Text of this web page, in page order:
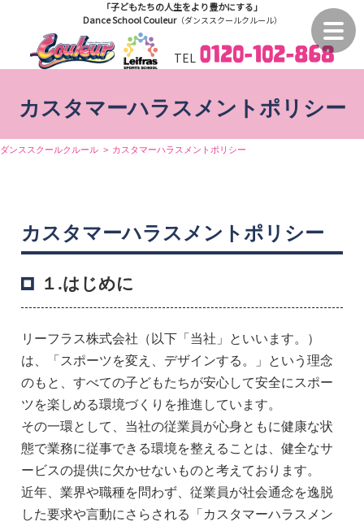
TEL
「子どもたちの人生をより豊かにする」
Dance School Couleur（ダンススクールクルール）
カスタマーハラスメントポリシー
ダンススクールクルール カスタマーハラスメントポリシー
カスタマーハラスメントポリシー
１.はじめに
リーフラス株式会社（以下「当社」といいます。）
は、「スポーツを変え、デザインする。」という理念
のもと、すべての子どもたちが安心して安全にスポー
ツを楽しめる環境づくりを推進しています。
その一環として、当社の従業員が心身ともに健康な状
態で業務に従事できる環境を整えることは、健全なサ
ービスの提供に欠かせないものと考えております。
近年、業界や職種を問わず、従業員が社会通念を逸脱
した要求や言動にさらされる「カスタマーハラスメン